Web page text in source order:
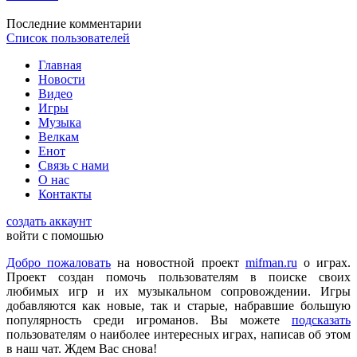
Palworld?
Checkmate:ometu
Что ты имеешь ввиду? На этом сайте игровые новости для
всех категорий людей, которые в той или иной форме
интересуются играми и геймерской индустрией в целом.
Mifman:
Цитата: lexafrog
Обновите, пожалуйста, игру Garry's Mod
Игра обновлена
Последние комментарии
Список пользователей
Главная
Новости
Видео
Игры
Музыка
Велкам
Енот
Связь с нами
О нас
Контакты
создать аккаунт
войти с помошью
Добро пожаловать на новостной проект mifman.ru о играх.
Проект создан помочь пользователям в поиске своих
любимых игр и их музыкальном сопровождении. Игры
добавляются как новые, так и старые, набравшие большую
популярность среди игроманов. Вы можете подсказать
пользователям о наиболее интересных играх, написав об этом
в наш чат. Ждем Вас снова!